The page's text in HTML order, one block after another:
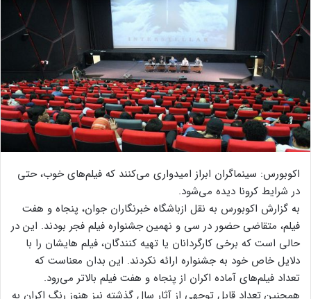
اکوبورس: سینماگران ابراز امیدواری می‌کنند که فیلم‌های خوب، حتی
در شرایط کرونا دیده می‌شود.
به گزارش اکوبورس به نقل ازباشگاه خبرنگاران جوان، پنجاه و هفت
فیلم، متقاضی حضور در سی و نهمین جشنواره فیلم فجر بودند. این در
حالی است که برخی کارگردانان یا تهیه کنندگان، فیلم هایشان را با
دلایل خاص خود به جشنواره ارائه نکردند. این بدان معناست که
تعداد فیلم‌های آماده اکران از پنجاه و هفت فیلم بالاتر می‌رود.